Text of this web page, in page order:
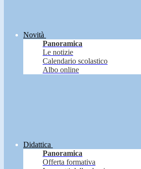
Novità
Panoramica
Le notizie
Calendario scolastico
Albo online
Didattica
Panoramica
Offerta formativa